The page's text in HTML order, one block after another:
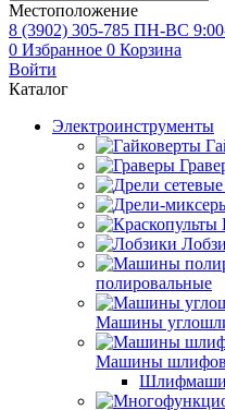
Местоположение
8 (3902) 305-785 ПН-ВС
0 Избранное 0 Корзина
Войти
Каталог
Электроинструменты
полировальные
Машины
Машины